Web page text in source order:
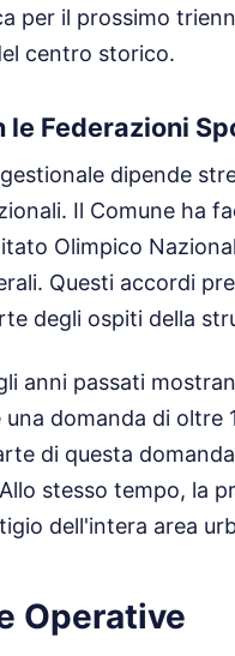
per il prossimo
centro storico.
le Federazioni
dipende
Il Comune ha
Olimpico
Questi accordi
degli ospiti della
anni passati
domanda di
di questa
stesso tempo, la
dell'intera area
Operative